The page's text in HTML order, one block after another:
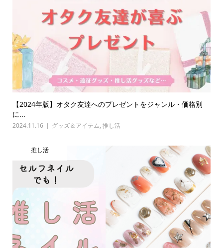
【2024年版】オタク友達へのプレゼントをジャンル・価格別
に...
2024.11.16 グッズ＆アイテム, 推し活
推し活